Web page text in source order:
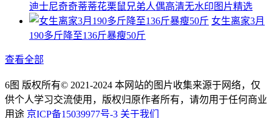
迪士尼奇奇蒂蒂花栗鼠兄弟人偶高清无水印图片精选
女生离家3月
190多斤降至136斤暴瘦50斤
查看全部
6图 版权所有© 2021-2024 本网站的图片收集来源于网络，仅
供个人学习交流使用，版权归原作者所有，请勿用于任何商业
用途 京ICP备15039977号-3 关于我们